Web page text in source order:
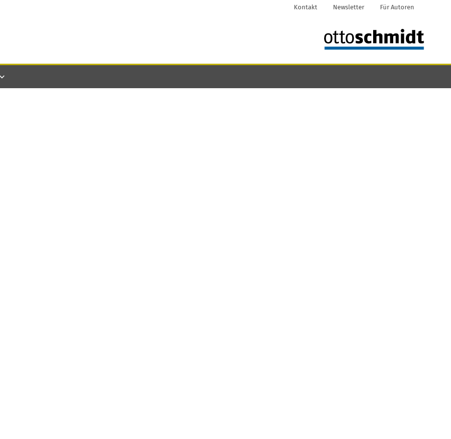
Kontakt Newsletter Für Autoren